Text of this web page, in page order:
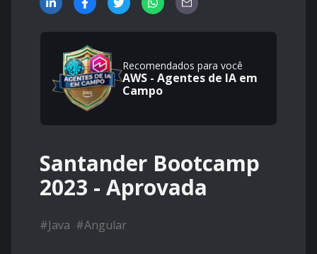
Recomendados para você
AWS - Agentes de IA em
Campo
Santander Bootcamp
2023 - Aprovada
#Java #Angular